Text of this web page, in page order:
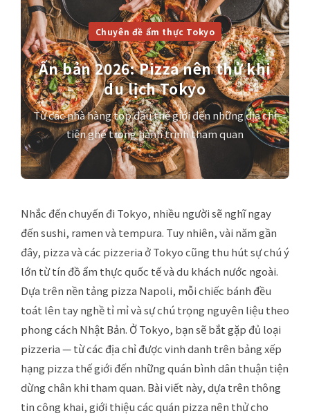
Chuyên đề ẩm thực Tokyo
Ấn bản 2026: Pizza nên thử khi
du lịch Tokyo
Từ các nhà hàng top đầu thế giới đến những địa chỉ
tiện ghé trong hành trình tham quan
Nhắc đến chuyến đi Tokyo, nhiều người sẽ nghĩ ngay
đến sushi, ramen và tempura. Tuy nhiên, vài năm gần
đây, pizza và các pizzeria ở Tokyo cũng thu hút sự chú ý
lớn từ tín đồ ẩm thực quốc tế và du khách nước ngoài.
Dựa trên nền tảng pizza Napoli, mỗi chiếc bánh đều
toát lên tay nghề tỉ mỉ và sự chú trọng nguyên liệu theo
phong cách Nhật Bản. Ở Tokyo, bạn sẽ bắt gặp đủ loại
pizzeria — từ các địa chỉ được vinh danh trên bảng xếp
hạng pizza thế giới đến những quán bình dân thuận tiện
dừng chân khi tham quan. Bài viết này, dựa trên thông
tin công khai, giới thiệu các quán pizza nên thử cho